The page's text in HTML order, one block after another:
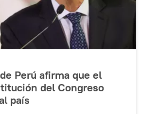
Perú afirma que el
del Congreso
país